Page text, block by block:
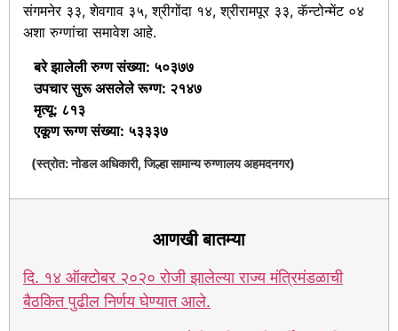
संगमनेर ३३, शेवगाव ३५, श्रीगोंदा १४, श्रीरामपूर ३३, कॅन्टोन्मेंट ०४
अशा रुग्णांचा समावेश आहे.
बरे झालेली रुग्ण संख्या: ५०३७७
उपचार सुरू असलेले रूग्ण: २१४७
मृत्यू: ८१३
एकूण रूग्ण संख्या: ५३३३७
(स्त्रोत: नोडल अधिकारी, जिल्हा सामान्य रुग्णालय अहमदनगर)
आणखी बातम्या
दि. १४ ऑक्टोबर २०२० रोजी झालेल्या राज्य मंत्रिमंडळाची
बैठकित पुढील निर्णय घेण्यात आले.